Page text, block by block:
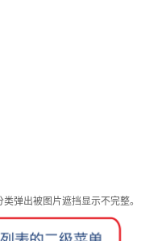
弹出被图片遮挡显示不完整。